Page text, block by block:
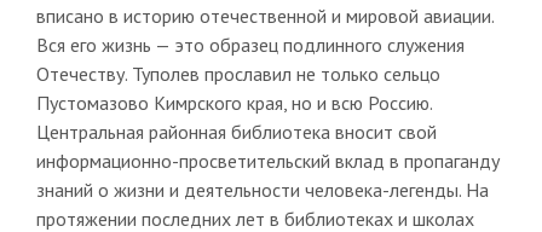
вписано в историю отечественной и мировой авиации.
Вся его жизнь — это образец подлинного служения
Отечеству. Туполев прославил не только сельцо
Пустомазово Кимрского края, но и всю Россию.
Центральная районная библиотека вносит свой
информационно-просветительский вклад в пропаганду
знаний о жизни и деятельности человека-легенды. На
протяжении последних лет в библиотеках и школах